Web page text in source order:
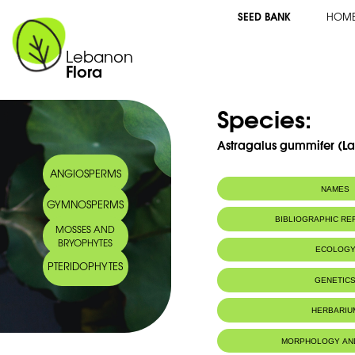
Lebanon
Flora
SEED BANK
ANGIOSPERMS
GYMNOSPERMS
MOSSES AND
BRYOPHYTES
PTERIDOPHYTES
Species:
Astragalus gummifer
NAMES
Arabic name: كثيراء
BIBLIOGRAPHIC
ECOLOGY
The east
Habitat : Montagnes.
MORPHOLOGY